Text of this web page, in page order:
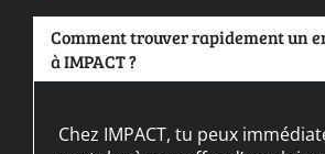
Comment trouver rapidement un
à IMPACT ?
Chez IMPACT, tu peux